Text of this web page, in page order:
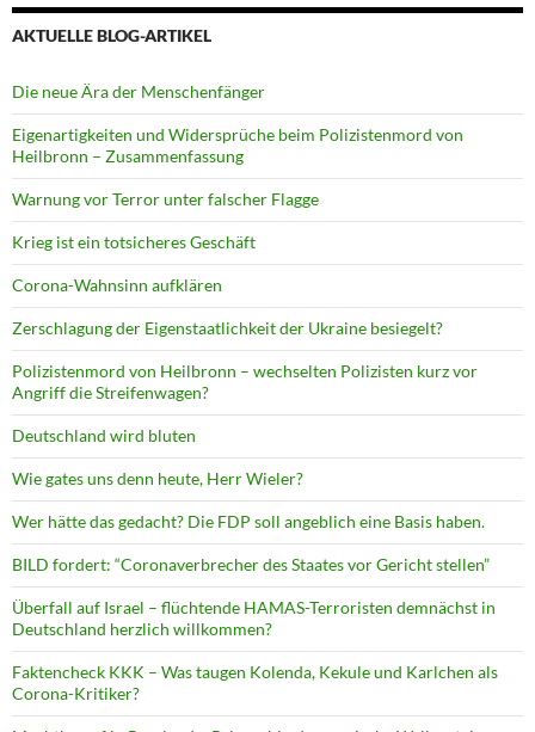
AKTUELLE BLOG-ARTIKEL
Die neue Ära der Menschenfänger
Eigenartigkeiten und Widersprüche beim Polizistenmord von
Heilbronn – Zusammenfassung
Warnung vor Terror unter falscher Flagge
Krieg ist ein totsicheres Geschäft
Corona-Wahnsinn aufklären
Zerschlagung der Eigenstaatlichkeit der Ukraine besiegelt?
Polizistenmord von Heilbronn – wechselten Polizisten kurz vor
Angriff die Streifenwagen?
Deutschland wird bluten
Wie gates uns denn heute, Herr Wieler?
Wer hätte das gedacht? Die FDP soll angeblich eine Basis haben.
BILD fordert: “Coronaverbrecher des Staates vor Gericht stellen”
Überfall auf Israel – flüchtende HAMAS-Terroristen demnächst in
Deutschland herzlich willkommen?
Faktencheck KKK – Was taugen Kolenda, Kekule und Karlchen als
Corona-Kritiker?